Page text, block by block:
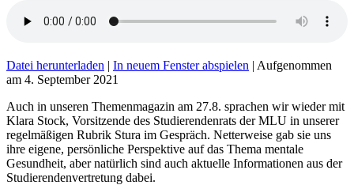
Datei herunterladen | In neuem Fenster abspielen | Aufgenommen
am 4. September 2021
Auch in unseren Themenmagazin am 27.8. sprachen wir wieder mit
Klara Stock, Vorsitzende des Studierendenrats der MLU in unserer
regelmäßigen Rubrik Stura im Gespräch. Netterweise gab sie uns
ihre eigene, persönliche Perspektive auf das Thema mentale
Gesundheit, aber natürlich sind auch aktuelle Informationen aus der
Studierendenvertretung dabei.